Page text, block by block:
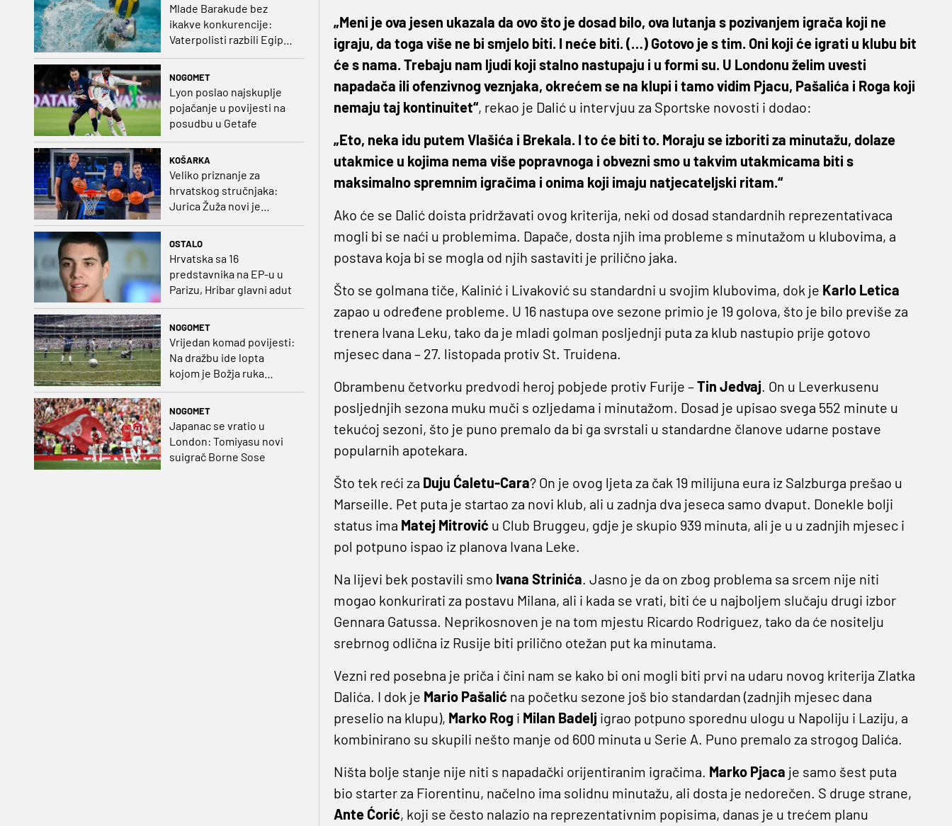
Mlade Barakude bez
ikakve konkurencije:
Vaterpolisti razbili Egipat
za polufinale SP-a!
NOGOMET
Lyon poslao najskuplje
pojačanje u povijesti na
posudbu u Getafe
KOŠARKA
Veliko priznanje za
hrvatskog stručnjaka:
Jurica Žuža novi je
OSTALO
Hrvatska sa 16
predstavnika na EP-u u
Parizu, Hribar glavni adut
NOGOMET
Vrijedan komad povijesti:
Na dražbu ide lopta
kojom je Božja ruka
NOGOMET
Japanac se vratio u
London: Tomiyasu novi
suigrač Borne Sose
„Meni je ova jesen ukazala da ovo što je dosad bilo, ova lutanja s pozivanjem igrača koji ne
igraju, da toga više ne bi smjelo biti. I neće biti. (…) Gotovo je s tim. Oni koji će igrati u klubu bit
će s nama. Trebaju nam ljudi koji stalno nastupaju i u formi su. U Londonu želim uvesti
napadača ili ofenzivnog veznjaka, okrećem se na klupi i tamo vidim Pjacu, Pašalića i Roga koji
nemaju taj kontinuitet“, rekao je Dalić u intervjuu za Sportske novosti i dodao:
„Eto, neka idu putem Vlašića i Brekala. I to će biti to. Moraju se izboriti za minutažu, dolaze
utakmice u kojima nema više popravnoga i obvezni smo u takvim utakmicama biti s
maksimalno spremnim igračima i onima koji imaju natjecateljski ritam.“
Ako će se Dalić doista pridržavati ovog kriterija, neki od dosad standardnih reprezentativaca
mogli bi se naći u problemima. Dapače, dosta njih ima probleme s minutažom u klubovima, a
postava koja bi se mogla od njih sastaviti je prilično jaka.
Što se golmana tiče, Kalinić i Livaković su standardni u svojim klubovima, dok je Karlo Letica
zapao u određene probleme. U 16 nastupa ove sezone primio je 19 golova, što je bilo previše za
trenera Ivana Leku, tako da je mladi golman posljednji puta za klub nastupio prije gotovo
mjesec dana – 27. listopada protiv St. Truidena.
Obrambenu četvorku predvodi heroj pobjede protiv Furije –Tin Jedvaj. On u Leverkusenu
posljednjih sezona muku muči s ozljedama i minutažom. Dosad je upisao svega 552 minute u
tekućoj sezoni, što je puno premalo da bi ga svrstali u standardne članove udarne postave
popularnih apotekara.
Što tek reći za Duju Ćaletu-Cara? On je ovog ljeta za čak 19 milijuna eura iz Salzburga prešao u
Marseille. Pet puta je startao za novi klub, ali u zadnja dva jeseca samo dvaput. Donekle bolji
status ima Matej Mitrović u Club Bruggeu, gdje je skupio 939 minuta, ali je u u zadnjih mjesec i
pol potpuno ispao iz planova Ivana Leke.
Na lijevi bek postavili smo Ivana Strinića. Jasno je da on zbog problema sa srcem nije niti
mogao konkurirati za postavu Milana, ali i kada se vrati, biti će u najboljem slučaju drugi izbor
Gennara Gatussa. Neprikosnoven je na tom mjestu Ricardo Rodriguez, tako da će nositelju
srebrnog odlična iz Rusije biti prilično otežan put ka minutama.
Vezni red posebna je priča i čini nam se kako bi oni mogli biti prvi na udaru novog kriterija Zlatka
Dalića. I dok je Mario Pašalić na početku sezone još bio standardan (zadnjih mjesec dana
preselio na klupu), Marko Rog i Milan Badelj igrao potpuno sporednu ulogu u Napoliju i Laziju, a
kombinirano su skupili nešto manje od 600 minuta u Serie A. Puno premalo za strogog Dalića.
Ništa bolje stanje nije niti s napadački orijentiranim igračima. Marko Pjaca je samo šest puta
bio starter za Fiorentinu, načelno ima solidnu minutažu, ali dosta je nedorečen. S druge strane,
Ante Ćorić, koji se često nalazio na reprezentativnim popisima, danas je u trećem planu